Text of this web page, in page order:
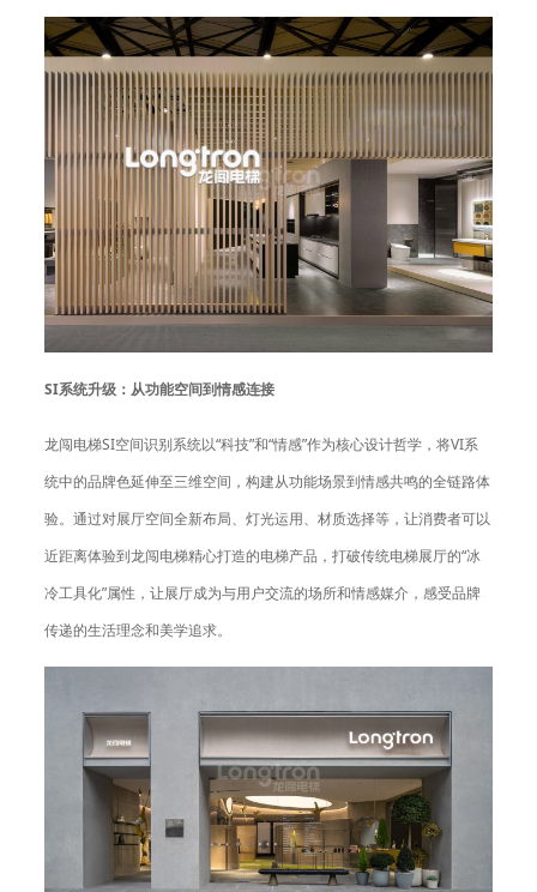
SI系统升级：从功能空间到情感连接
龙闯电梯SI空间识别系统以“科技”和“情感”作为核心设计哲学，将VI系
统中的品牌色延伸至三维空间，构建从功能场景到情感共鸣的全链路体
验。通过对展厅空间全新布局、灯光运用、材质选择等，让消费者可以
近距离体验到龙闯电梯精心打造的电梯产品，打破传统电梯展厅的“冰
冷工具化”属性，让展厅成为与用户交流的场所和情感媒介，感受品牌
传递的生活理念和美学追求。